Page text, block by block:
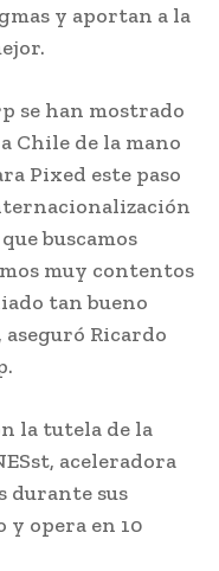
y aportan a la
se han mostrado
Chile de la mano
Pixed este paso
buscamos
muy contentos
tan bueno
aseguró Ricardo
la tutela de la
aceleradora
durante sus
opera en 10